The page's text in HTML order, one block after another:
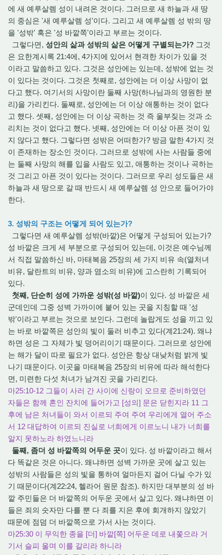
에 새 예루살렘 성이 내려온 것이다. 그러므로 새 하늘과 새 땅
의 중심은 '새 예루살렘 성'이다. 그리고 새 예루살렘 성 밖의 땅
을 '성밖' 혹은 '성 바깥쪽'이라고 부르는 것이다.
그렇다면, 성안의 삶과 성밖의 삶은 어떻게 구별되는가? 그것
은 요한계시록 21:4에, 4가지에 있어서 현격한 차이가 있을 것
이라고 말씀하고 있다. 그것은 성안에는 있는데, 성밖에 없는 것
이 있다는 것이다. 그것은 첫째로, 성안에는 더 이상 사망이 없
다고 했다. 여기서의 사망이란 둘째 사망(하나님과의 영원한 분
리)을 가리킨다. 둘째로, 성안에는 더 이상 애통하는 것이 없다
고 했다. 셋째, 성안에는 더 이상 곡하는 것 즉 울부짖는 것과 소
리치는 것이 없다고 했다. 넷째, 성안에는 더 이상 아픈 것이 있
지 않다고 했다. 그렇다면 성밖은 어떠한가? 방금 말한 4가지 것
이 존재하는 장소인 것이다. 그러므로 성밖에 사는 사람들 중에
는 둘째 사망의 해를 입을 사람도 있고, 애통하는 것이나 곡하는
것 그리고 아픈 것이 있다는 것이다. 그러므로 우리 성도들은 새
하늘과 새 땅으로 갈 때 반드시 새 예루살렘 성 안으로 들어가야
한다.
3. 성밖의 구조는 어떻게 되어 있는가?
그렇다면 새 예루살렘 성밖(바깥)은 어떻게 구성되어 있는가?
성 바깥은 크게 세 부분으로 구성되어 있는데, 이것은 예수님께
서 직접 말씀하신 바, 마태복음 25장의 세 가지 비유 속(열처녀
비유, 달란트의 비유, 양과 염소의 비유)에 고스란히 기록되어
있다.
첫째, 단순히 성에 가까운 성밖(성 바깥)이 있다. 성 바깥은 세
군데인데 그중 성벽 가까이에 붙어 있는 곳을 지칭할 때 '성
밖'이라고 부르는 것으로 보인다. 그런데 놀랍게도 성을 끼고 있
는 바로 바깥쪽은 성안의 빛이 둘러 비추고 있다(계21:24). 왜냐
하면 성은 그 자체가 빛 덩어리이기 때문이다. 그러므로 성안에
는 해가 달이 따로 필요가 없다. 성안은 항상 대낮처럼 밝게 빛
나기 때문이다. 이곳을 마태복음 25장의 비유에 따라 해석한다
면, 미련한 다섯 처녀가 남겨진 곳을 가리킨다.
마25:10-12 그들이 사러 간 사이에 신랑이 오므로 준비하였던
자들은 함께 혼인 잔치에 들어가고 [성의] 문은 닫힌지라 11 그
후에 남은 처녀들이 와서 이르되 주여 주여 우리에게 열어 주소
서 12 대답하여 이르되 진실로 너희에게 이르노니 내가 너희를
알지 못하노라 하였느니라
둘째, 좀더 성 바깥쪽의 어두운 곳이 있다. 성 바깥이라고 해서
다 똑같은 것은 아니다. 왜냐하면 성벽 가까운 곳에 살고 있는
성밖의 사람들은 성의 빛을 통하여 얼마든지 걸어 다닐 수가 있
기 때문이다(계22:24, 헬라어 원문 참조). 하지만 대부분의 성 바
깥 주민들은 더 바깥쪽의 어두운 곳에서 살고 있다. 왜냐하면 이
들은 죄의 숫자만 다를 뿐 다 죄를 지은 후에 회개하지 않았기
때문에 점덤 더 바깥쪽으로 가서 사는 것이다.
마25:30 이 무익한 종을 [더] 바깥[쪽] 어두운 데로 내쫓으라 거
기서 슬피 울며 이를 갈리라 하니라